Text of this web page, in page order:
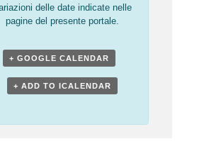
delle date indicate nelle
pagine del presente portale.
+ GOOGLE CALENDAR
+ ADD TO ICALENDAR